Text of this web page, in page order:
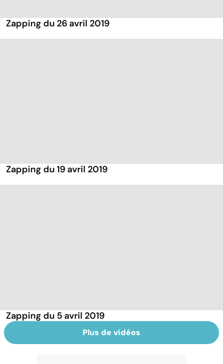
Zapping du 26 avril 2019
Zapping du 19 avril 2019
Zapping du 5 avril 2019
Plus de vidéos